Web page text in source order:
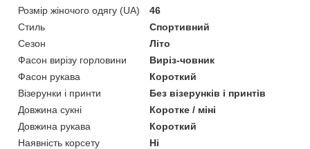
Розмір жіночого одягу (UA)
46
Стиль
Спортивний
Сезон
Літо
Фасон вирізу горловини
Виріз-човник
Фасон рукава
Короткий
Візерунки і принти
Без візерунків і принтів
Довжина сукні
Коротке / міні
Довжина рукава
Короткий
Наявність корсету
Ні